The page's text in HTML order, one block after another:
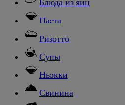
Блюда из яиц
Паста
Ризотто
Супы
Ньокки
Свинина